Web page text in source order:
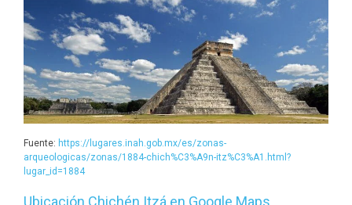
Fuente: https://lugares.inah.gob.mx/es/zonas-
arqueologicas/zonas/1884-chich%C3%A9n-itz%C3%A1.html?
lugar_id=1884
Ubicación Chichén Itzá en Google Maps